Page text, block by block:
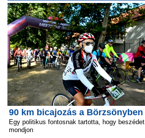
90 km bicajozás a Börzsönyben
Egy politikus fontosnak tartotta, hogy beszédet
mondjon